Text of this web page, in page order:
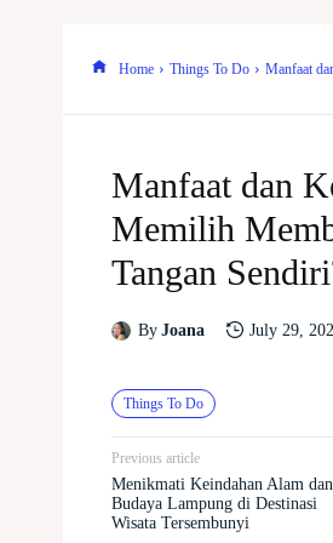
Home Things To Do Manfaat
Manfaat dan
Memilih
Tangan
By Joana July 29,
Things To Do
Previous article
Menikmati Keindahan Alam dan
Budaya Lampung di Destinasi
Wisata Tersembunyi